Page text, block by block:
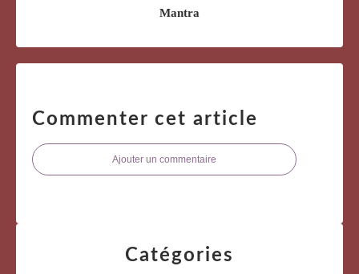
Mantra
Commenter cet article
Ajouter un commentaire
Catégories